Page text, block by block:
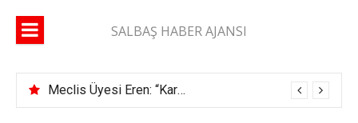
SALBAŞ HABER AJANSI
Meclis Üyesi Eren: “Karaisalı yolunda 2 ay geçti, şerit çizgisi bile çekilmedi”